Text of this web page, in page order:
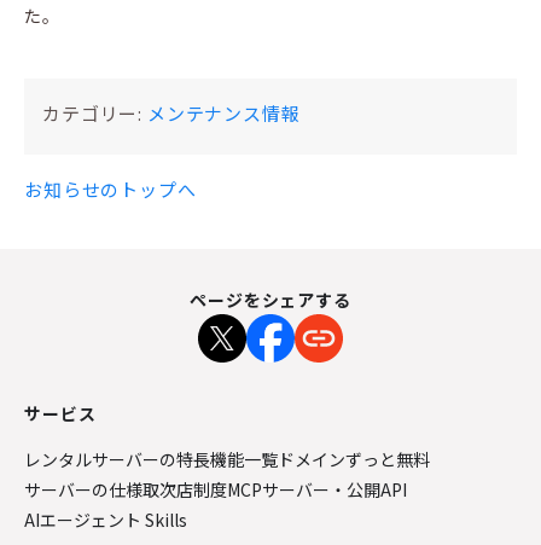
た。
カテゴリー: メンテナンス情報
お知らせのトップへ
ページをシェアする
サービス
レンタルサーバーの特長機能一覧 ドメインずっと無料
サーバーの仕様取次店制度MCPサーバー・公開API
AIエージェント Skills